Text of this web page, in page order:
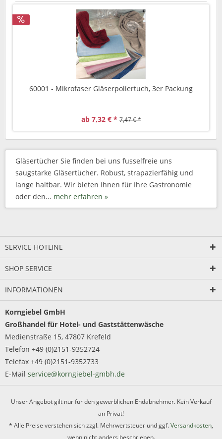
60001 - Mikrofaser Gläserpoliertuch, 3er Packung
ab 7,32 € * 7,47 € *
Gläsertücher Sie finden bei uns fusselfreie uns
saugstarke Gläsertücher. Robust, strapazierfähig und
lange haltbar. Wir bieten Ihnen für Ihre Gastronomie
oder den... mehr erfahren »
SERVICE HOTLINE
SHOP SERVICE
INFORMATIONEN
Korngiebel GmbH
Großhandel für Hotel- und Gaststättenwäsche
Medienstraße 15, 47807 Krefeld
Telefon +49 (0)2151-9352724
Telefax +49 (0)2151-9352733
E-Mail service@korngiebel-gmbh.de
Unser Angebot gilt nur für den gewerblichen Endabnehmer. Kein Verkauf
an Privat!
* Alle Preise verstehen sich zzgl. Mehrwertsteuer und ggf.Versandkosten,
wenn nicht anders beschrieben.